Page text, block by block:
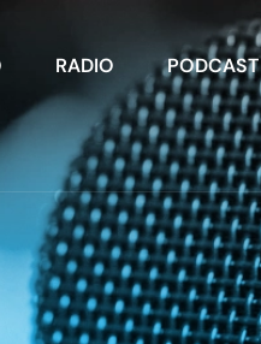
RADIO PODCAST